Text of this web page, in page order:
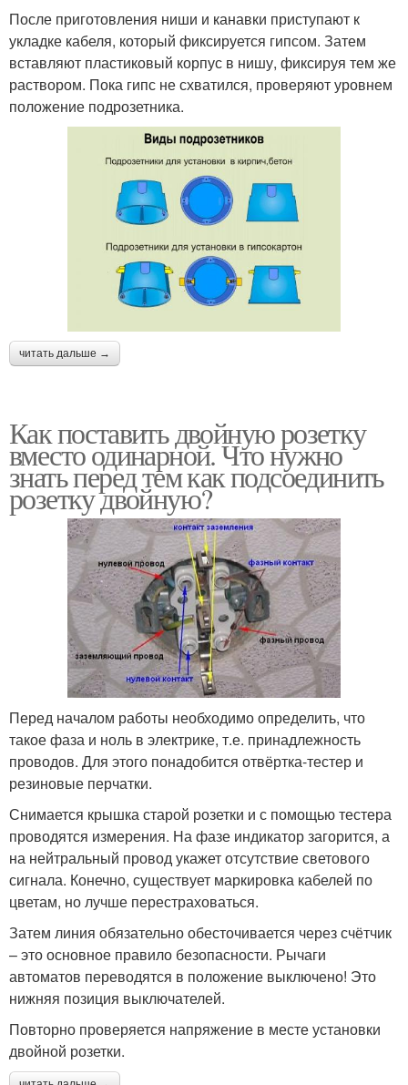
После приготовления ниши и канавки приступают к
укладке кабеля, который фиксируется гипсом. Затем
вставляют пластиковый корпус в нишу, фиксируя тем же
раствором. Пока гипс не схватился, проверяют уровнем
положение подрозетника.
читать дальше →
Как поставить двойную розетку
вместо одинарной. Что нужно
знать перед тем как подсоединить
розетку двойную?
Перед началом работы необходимо определить, что
такое фаза и ноль в электрике, т.е. принадлежность
проводов. Для этого понадобится отвёртка-тестер и
резиновые перчатки.
Снимается крышка старой розетки и с помощью тестера
проводятся измерения. На фазе индикатор загорится, а
на нейтральный провод укажет отсутствие светового
сигнала. Конечно, существует маркировка кабелей по
цветам, но лучше перестраховаться.
Затем линия обязательно обесточивается через счётчик
– это основное правило безопасности. Рычаги
автоматов переводятся в положение выключено! Это
нижняя позиция выключателей.
Повторно проверяется напряжение в месте установки
двойной розетки.